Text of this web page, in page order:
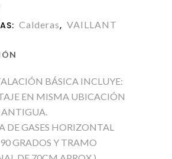
Calderas, VAILLANT
BÁSICA INCLUYE:
EN MISMA UBICACIÓN
ANTIGUA.
DE GASES HORIZONTAL
GRADOS Y TRAMO